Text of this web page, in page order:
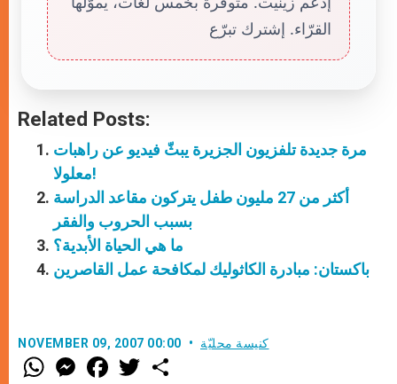
القرّاء. إشترك تبرّع
Related Posts:
مرة جديدة تلفزيون الجزيرة يبثّ فيديو عن راهبات
معلولا!
أكثر من 27 مليون طفل يتركون مقاعد الدراسة
بسبب الحروب والفقر
ما هي الحياة الأبدية؟
باكستان: مبادرة الكاثوليك لمكافحة عمل القاصرين
NOVEMBER 09, 2007 00:00 كنيسة محليّة
W
h
M
e
F
a w